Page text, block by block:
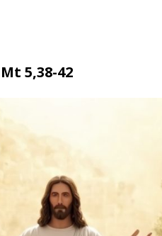
Mt 5,38-42